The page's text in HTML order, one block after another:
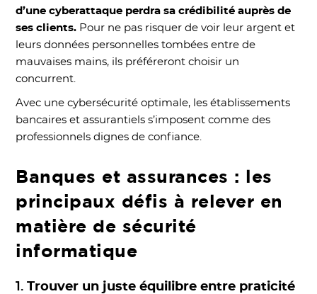
d’une cyberattaque perdra sa crédibilité auprès de
ses clients. Pour ne pas risquer de voir leur argent et
leurs données personnelles tombées entre de
mauvaises mains, ils préféreront choisir un
concurrent.
Avec une cybersécurité optimale, les établissements
bancaires et assurantiels s’imposent comme des
professionnels dignes de confiance.
Banques et assurances : les
principaux défis à relever en
matière de sécurité
informatique
1.Trouver un juste équilibre entre praticité